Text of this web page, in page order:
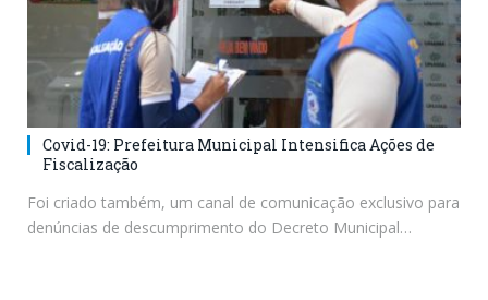
Covid-19: Prefeitura Municipal Intensifica Ações de
Fiscalização
Foi criado também, um canal de comunicação exclusivo para
denúncias de descumprimento do Decreto Municipal…